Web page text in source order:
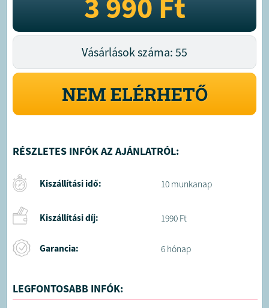
3 990Ft
Vásárlások száma: 55
NEM ELÉRHETŐ
RÉSZLETES INFÓK AZ AJÁNLATRÓL:
Kiszállítási idő: 10 munkanap
Kiszállítási díj: 1990 Ft
Garancia: 6 hónap
LEGFONTOSABB INFÓK: